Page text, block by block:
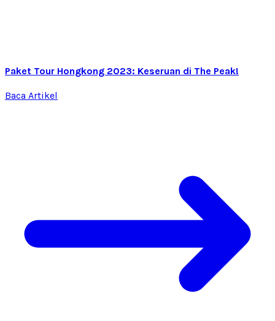
Paket Tour Hongkong 2023: Keseruan di The Peak!
Baca Artikel